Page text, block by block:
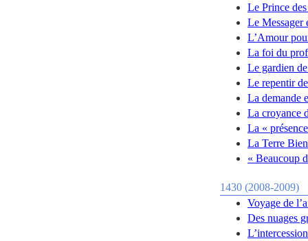
Le Prince
Le Messager
L’Amour
La foi du
Le gardien
Le repentir
La demande
La croyance
La «
La Terre
« Beaucoup
1430 (2008-2009)
Voyage de
Des nuages